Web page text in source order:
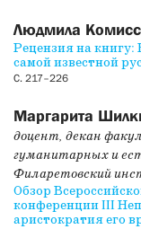
Людмила
Рецензия на
самой известной
С. 217–226
Маргарита
доцент, декан
гуманитарных и
Филаретовский
Обзор
конференции III
аристократия его